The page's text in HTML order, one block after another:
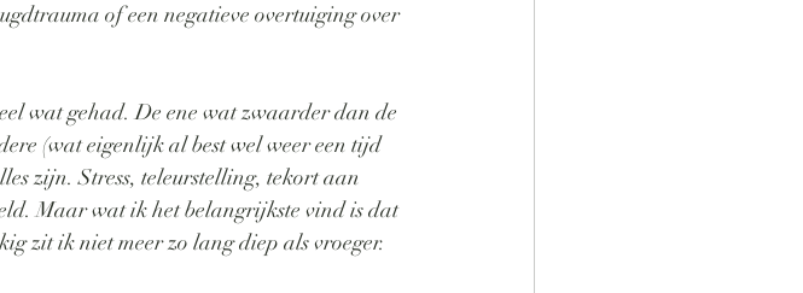
of een negatieve overtuiging over
wat gehad. De ene wat zwaarder dan de
(wat eigenlijk al best wel weer een tijd
zijn. Stress, teleurstelling, tekort aan
Maar wat ik het belangrijkste vind is dat
zit ik niet meer zo lang diep als vroeger.